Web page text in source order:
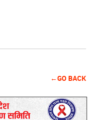
←GO BACK